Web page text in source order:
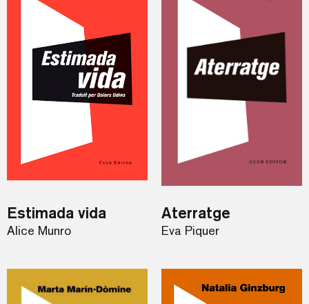
Estimada vida
Alice Munro
Aterratge
Eva Piquer